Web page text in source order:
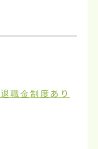
退職金制度あり